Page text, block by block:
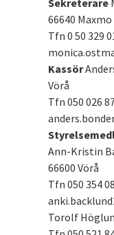
Sekreterare
66640 Maxmo
Tfn 0 50 329
Kassör
Vörå
Tfn 050 026
Ann-Kristin
66600 Vörå
Tfn 050 354
Torolf